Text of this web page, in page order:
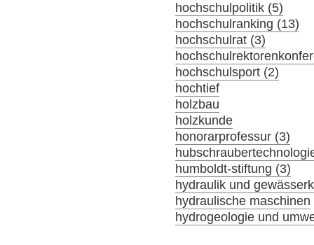
hochschulpolitik (5)
hochschulranking (13)
hochschulrat (3)
hochschulsport (2)
hochtief
holzbau
holzkunde
honorarprofessur (3)
humboldt-stiftung (3)
hydraulik und
hydraulische maschinen
hydrogeologie und